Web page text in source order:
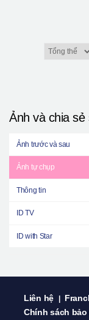
Ảnh và chia
Ảnh trước và sau
Ảnh tự chụp
Thông tin
ID TV
ID with Star
Liên hệ
Chính sách